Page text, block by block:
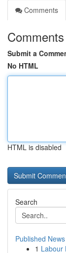
Comments
Comments
Submit a
No HTML
HTML is disabled
Search
Published News
1 Labour